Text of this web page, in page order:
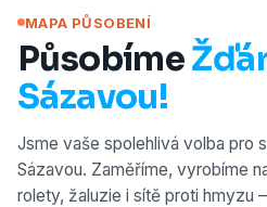
MAPA PŮSOBENÍ
Působíme
Sázavou!
Jsme vaše spolehlivá volba pro
Sázavou. Zaměříme, vyrobíme
rolety, žaluzie i sítě proti hmyzu